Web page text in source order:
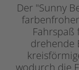
Der "Sunny
Fahrspaß
drehende
wodurch die